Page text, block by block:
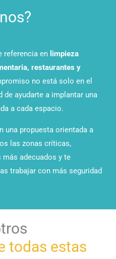
referencia en limpieza
restaurantes y
no está solo en el
ayudarte a implantar una
a cada espacio.
una propuesta orientada a
las zonas críticas,
adecuados y te
trabajar con más seguridad
todas estas